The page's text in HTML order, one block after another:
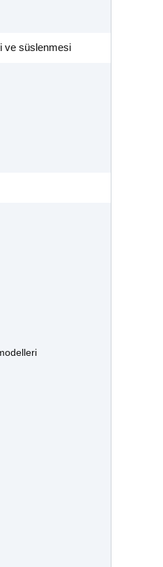
ve süslenmesi